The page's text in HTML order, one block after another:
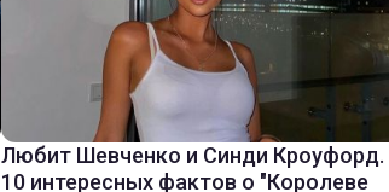
Любит Шевченко и Синди Кроуфорд.
10 интересных фактов о "Королеве